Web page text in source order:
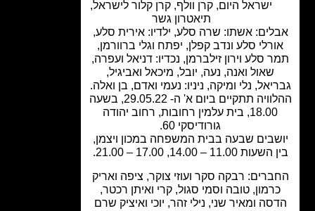
ישראל היום,קרן וולף ,קרן קלור לישראל ,
תיאטרון גשר
אשתו: שרה סלע, ילדיו: אירית סלע,
סלע ונדב קפלן, יפתח וגלי ברוורמן,
סלע וירון זילברמן, נכדיו: דניאל ועפרה,
שאול ואנה, נעה, יובל, מיכאל ואביגיל,
נלי ומיקה, ניניו: נעמי ואדם, בן ואלה.
ההלוויה תתקיים ביום א' ה- 29.05.22, בשעה
18.00, בית עלמין רחובות, רחוב יהודה
גורודיסקי 60.
שבעה בבית המשפחה במכון ויצמן,
11.00 – 14.00, 17.00 – 21.00.
רבקה סקר ועוזי צוקר, ציפה ואריק
טובה וסמי סגול, קרי ואיתן רכטר,
ומאיר שני, נילי זהר, יוכי ואיציק שרם